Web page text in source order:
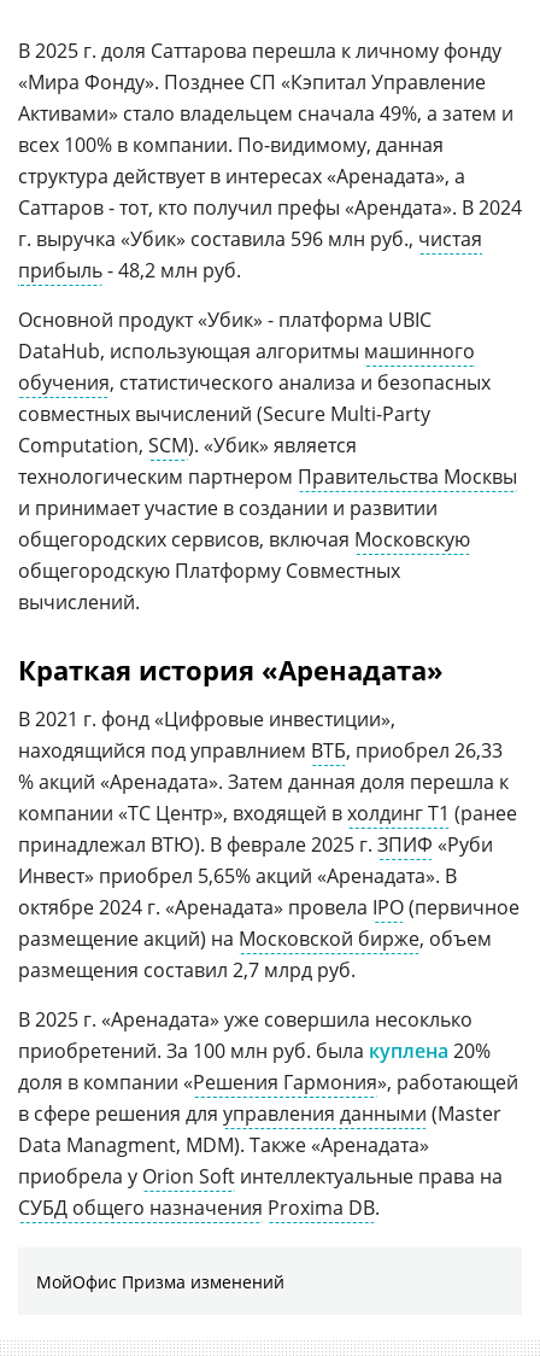
В 2025 г. доля Саттарова перешла к личному фонду
«Мира Фонду». Позднее СП «Кэпитал Управление
Активами» стало владельцем сначала 49%, а затем и
всех 100% в компании. По-видимому, данная
структура действует в интересах «Аренадата», а
Саттаров - тот, кто получил префы «Арендата». В 2024
г. выручка «Убик» составила 596 млн руб., чистая
прибыль- 48,2 млн руб.
Основной продукт «Убик» - платформа UBIC
DataHub, использующая алгоритмы машинного
обучения, статистического анализа и безопасных
совместных вычислений (Secure Multi-Party
Computation, SCM). «Убик» является
технологическим партнером Правительства Москвы
и принимает участие в создании и развитии
общегородских сервисов, включая Московскую
общегородскую Платформу Совместных
вычислений.
Краткая история «Аренадата»
В 2021 г. фонд «Цифровые инвестиции»,
находящийся под управлнием ВТБ, приобрел 26,33
% акций «Аренадата». Затем данная доля перешла к
компании «ТС Центр», входящей вхолдинг Т1 (ранее
принадлежал ВТЮ). В феврале 2025 г. ЗПИФ «Руби
Инвест» приобрел 5,65% акций «Аренадата». В
октябре 2024 г. «Аренадата» провела IPO(первичное
размещение акций) на Московской бирже, объем
размещения составил 2,7 млрд руб.
В 2025 г. «Аренадата» уже совершила несоклько
приобретений. За 100 млн руб. была куплена 20%
доля в компании «Решения Гармония», работающей
в сфере решения для управления данными (Master
Data Managment, MDM). Также «Аренадата»
приобрела у Orion Soft интеллектуальные права на
СУБД общего назначения Proxima DB.
МойОфис Призма изменений